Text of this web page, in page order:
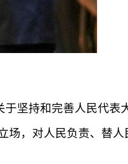
坚持和完善人民代表
场，对人民负责、替